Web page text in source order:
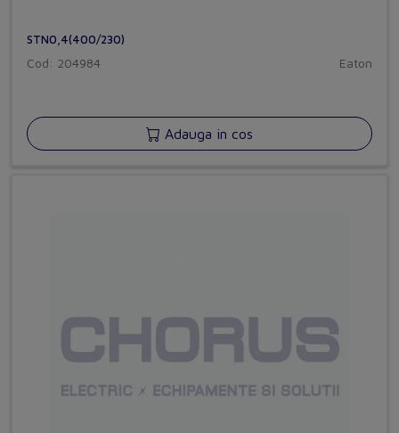
STN0,4(400/230)
Cod: 204984 Eaton
Adauga in cos